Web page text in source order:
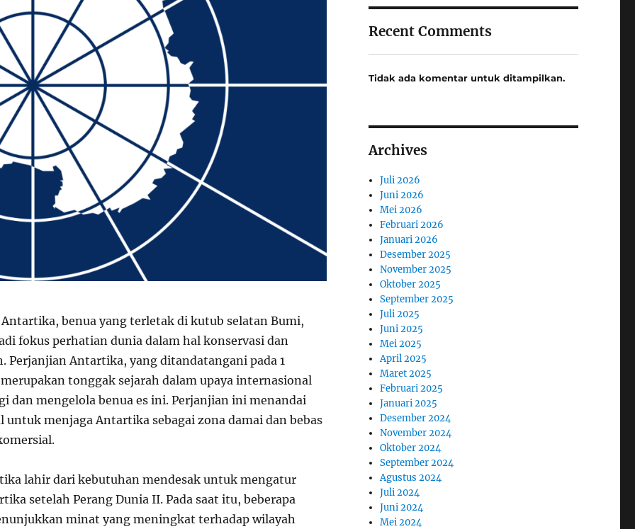
benua yang terletak di kutub selatan Bumi,
fokus perhatian dunia dalam hal konservasi dan
Perjanjian Antartika, yang ditandatangani pada 1
tonggak sejarah dalam upaya internasional
dan mengelola benua es ini. Perjanjian ini menandai
menjaga Antartika sebagai zona damai dan bebas
lahir dari kebutuhan mendesak untuk mengatur
setelah Perang Dunia II. Pada saat itu, beberapa
minat yang meningkat terhadap wilayah
Recent Comments
Tidak ada komentar untuk ditampilkan.
Archives
Juli 2026
Juni 2026
Mei 2026
Februari 2026
Januari 2026
Desember 2025
November 2025
Oktober 2025
September 2025
Juli 2025
Juni 2025
Mei 2025
April 2025
Maret 2025
Februari 2025
Januari 2025
Desember 2024
November 2024
Oktober 2024
September 2024
Agustus 2024
Juli 2024
Juni 2024
Mei 2024